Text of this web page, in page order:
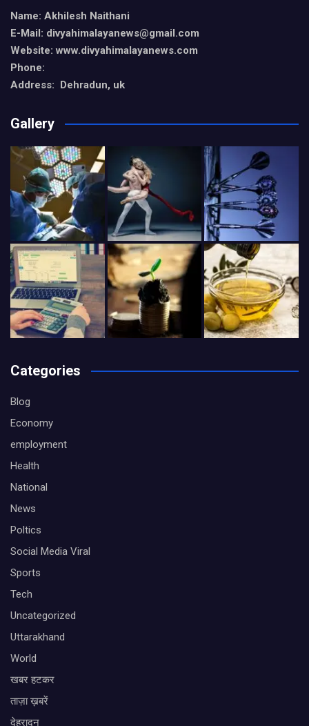
Name: Akhilesh Naithani
E-Mail: divyahimalayanews@gmail.com
Website: www.divyahimalayanews.com
Phone:
Address: Dehradun, uk
Gallery
Categories
Blog
Economy
employment
Health
National
News
Poltics
Social Media Viral
Sports
Tech
Uncategorized
Uttarakhand
World
खबर हटकर
ताज़ा ख़बरें
देहरादून